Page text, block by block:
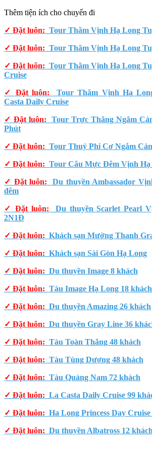
Thêm tiện ích cho chuyến đi
✓ Đặt luôn: Tour Thăm Vịnh Hạ Long
✓ Đặt luôn: Tour Thăm Vịnh Hạ Long
✓ Đặt luôn: Tour Thăm Vịnh Hạ Long
Cruise
✓ Đặt luôn: Tour Thăm Vịnh Hạ
Casta Daily Cruise
✓ Đặt luôn: Tour Trực Thăng Ngắm
Phút
✓ Đặt luôn: Tour Thuỷ Phi Cơ Ngắm
✓ Đặt luôn: Tour Câu Mực Đêm Vịnh Hạ
✓ Đặt luôn: Du thuyền Ambassador
đêm
✓ Đặt luôn: Du thuyền Scarlet Pearl
2N1Đ
✓ Đặt luôn: Khách sạn Mường Thanh
✓ Đặt luôn: Khách sạn Sài Gòn Hạ Long
✓ Đặt luôn: Du thuyền Image 8 khách
✓ Đặt luôn: Tàu Image Hạ Long 18 khách
✓ Đặt luôn: Du thuyền Amazing 26 khách
✓ Đặt luôn: Du thuyền Gray Line 36
✓ Đặt luôn: Tàu Toàn Thắng 48 khách
✓ Đặt luôn: Tàu Tùng Dương 48 khách
✓ Đặt luôn: Tàu Quảng Nam 72 khách
✓ Đặt luôn: La Casta Daily Cruise 99
✓ Đặt luôn: Ha Long Princess Day Cruise
✓ Đặt luôn: Du thuyền Albatross 12 khách